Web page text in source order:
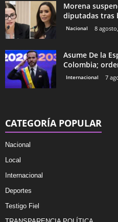
Morena
diputadas tras
Nacional 8
Asume De la
Colombia;
Internacional 7
CATEGORÍA POPULAR
Nacional
Local
Internacional
Deportes
Testigo Fiel